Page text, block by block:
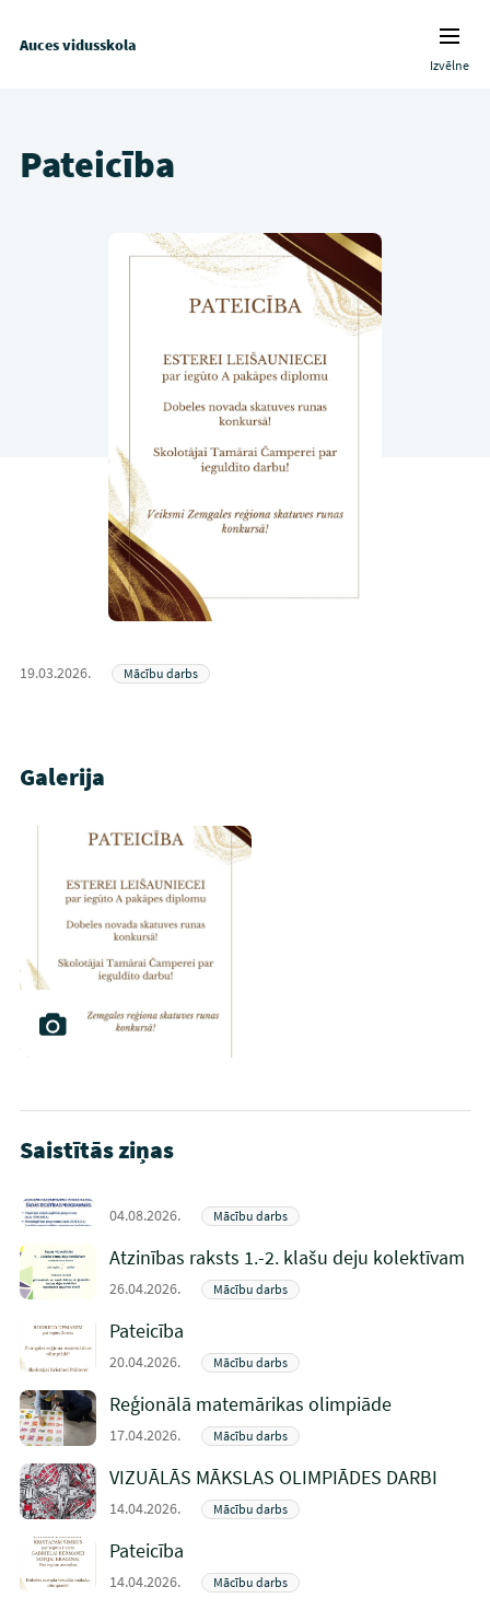
Auces vidusskola
Izvēlne
Pateicība
19.03.2026. Mācību darbs
Galerija
Saistītās ziņas
04.08.2026. Mācību darbs
Atzinības raksts 1.-2. klašu deju kolektīvam
26.04.2026. Mācību darbs
Pateicība
20.04.2026. Mācību darbs
Reģionālā matemārikas olimpiāde
17.04.2026. Mācību darbs
VIZUĀLĀS MĀKSLAS OLIMPIĀDES DARBI
14.04.2026. Mācību darbs
Pateicība
14.04.2026. Mācību darbs